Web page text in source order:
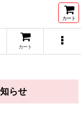
カート
カート
らせ